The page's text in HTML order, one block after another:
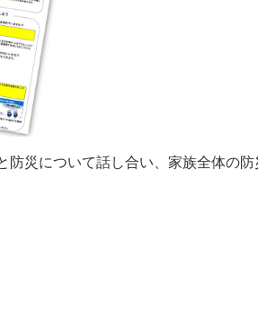
災について話し合い、家族全体の防